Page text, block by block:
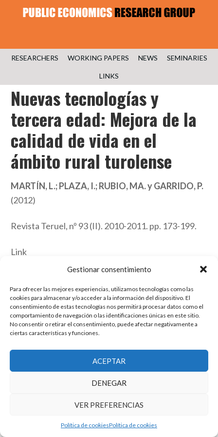
Gestionar consentimiento
Para ofrecer las mejores experiencias, utilizamos tecnologías como las
cookies para almacenar y/o acceder a la información del dispositivo. El
consentimiento de estas tecnologías nos permitirá procesar datos como el
comportamiento de navegación o las identificaciones únicas en este sitio.
No consentir o retirar el consentimiento, puede afectar negativamente a
ciertas características y funciones.
ACEPTAR
DENEGAR
VER PREFERENCIAS
Política de cookiesPolítica de cookies
RESEARCHERS WORKING PAPERS NEWS SEMINARIES
LINKS
Nuevas tecnologías y
tercera edad: Mejora de la
calidad de vida en el
ámbito rural turolense
MARTÍN, L.; PLAZA, I.; RUBIO, MA. y GARRIDO, P.
(2012)
Revista Teruel, nº 93 (II). 2010-2011. pp. 173-199.
Link
El grupo de investigación en Economía Pública cuenta con financiación
del Gobierno de Aragón
Copyright © 2025 ·Monta tu Blog· construido con el framework
Genesis|Login
Cookies|Política de privacidad de datos
·WordPress·Acceder